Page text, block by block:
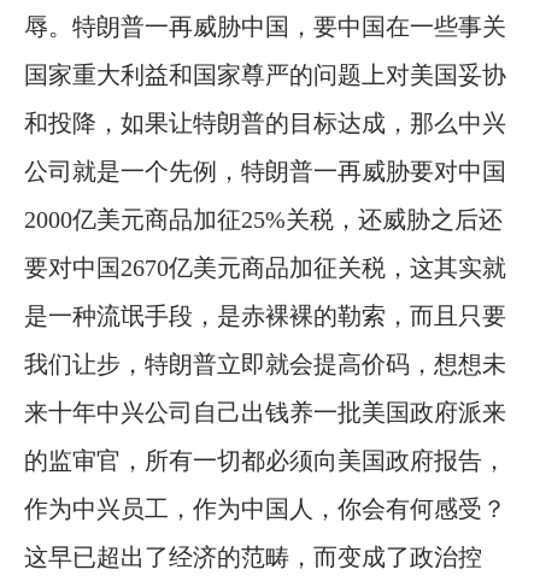
辱。特朗普一再威胁中国，要中国在一些事关
国家重大利益和国家尊严的问题上对美国妥协
和投降，如果让特朗普的目标达成，那么中兴
公司就是一个先例，特朗普一再威胁要对中国
2000亿美元商品加征25%关税，还威胁之后还
要对中国2670亿美元商品加征关税，这其实就
是一种流氓手段，是赤裸裸的勒索，而且只要
我们让步，特朗普立即就会提高价码，想想未
来十年中兴公司自己出钱养一批美国政府派来
的监审官，所有一切都必须向美国政府报告，
作为中兴员工，作为中国人，你会有何感受？
这早已超出了经济的范畴，而变成了政治控